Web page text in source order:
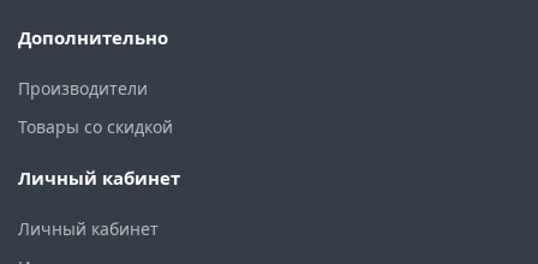
Дополнительно
Производители
Товары со скидкой
Личный кабинет
Личный кабинет